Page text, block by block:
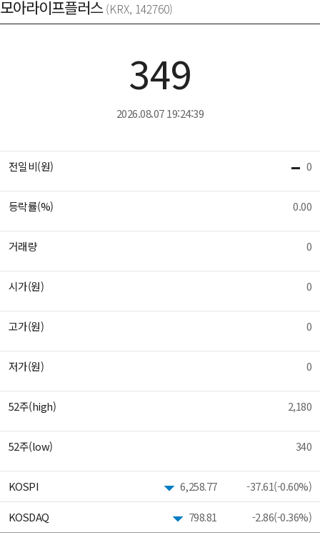
모아라이프플러스(KRX, 142760)
349
2026.08.07 19:24:39
전일비(원) 0
등락률(%) 0.00
거래량 0
시가(원) 0
고가(원) 0
저가(원) 0
52주(high) 2,180
52주(low) 340
KOSPI 6,258.77 -37.61(-0.60%)
KOSDAQ 798.81 -2.86(-0.36%)